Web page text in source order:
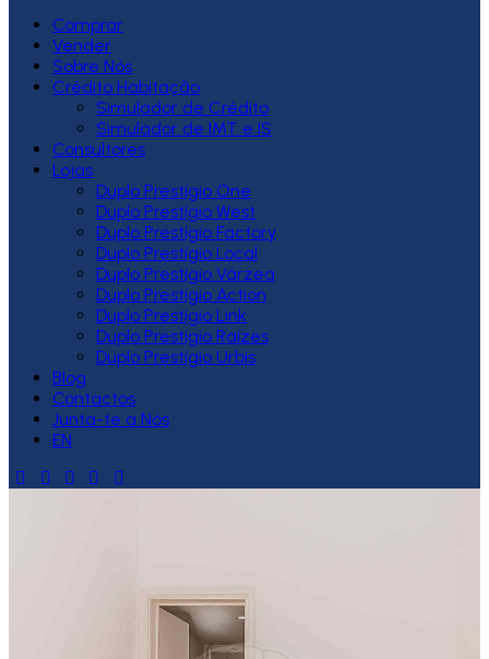
Comprar
Vender
Sobre Nós
Crédito Habitação
Simulador de Crédito
Simulador de IMT e IS
Consultores
Lojas
Duplo Prestígio One
Duplo Prestígio West
Duplo Prestígio Factory
Duplo Prestígio Local
Duplo Prestígio Várzea
Duplo Prestígio Action
Duplo Prestígio Link
Duplo Prestígio Raízes
Duplo Prestígio Urbis
Blog
Contactos
Junta-te a Nós
EN